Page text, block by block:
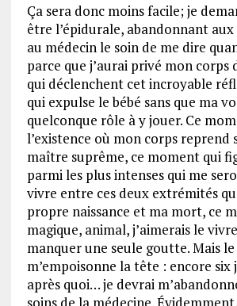
Ça sera donc moins facile; je
être l’épidurale, abandonnant
au médecin le soin de me dire
parce que j’aurai privé mon corps
qui déclenchent cet incroyable
qui expulse le bébé sans que ma
quelconque rôle à y jouer. Ce
l’existence où mon corps reprend
maître suprême, ce moment qui
parmi les plus intenses qui me
vivre entre ces deux extrémités
propre naissance et ma mort, ce
magique, animal, j’aimerais le
manquer une seule goutte. Mais
m’empoisonne la tête : encore six
après quoi… je devrai
soins de la médecine.